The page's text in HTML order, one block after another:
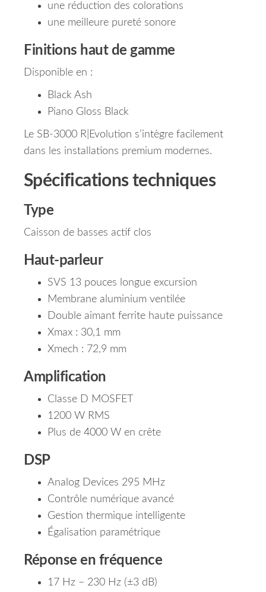
une réduction des colorations
une meilleure pureté sonore
Finitions haut de gamme
Disponible en :
Black Ash
Piano Gloss Black
Le SB-3000 R|Evolution s’intègre facilement
dans les installations premium modernes.
Spécifications techniques
Type
Caisson de basses actif clos
Haut-parleur
SVS 13 pouces longue excursion
Membrane aluminium ventilée
Double aimant ferrite haute puissance
Xmax : 30,1 mm
Xmech : 72,9 mm
Amplification
Classe D MOSFET
1200 W RMS
Plus de 4000 W en crête
DSP
Analog Devices 295 MHz
Contrôle numérique avancé
Gestion thermique intelligente
Égalisation paramétrique
Réponse en fréquence
17 Hz – 230 Hz (±3 dB)